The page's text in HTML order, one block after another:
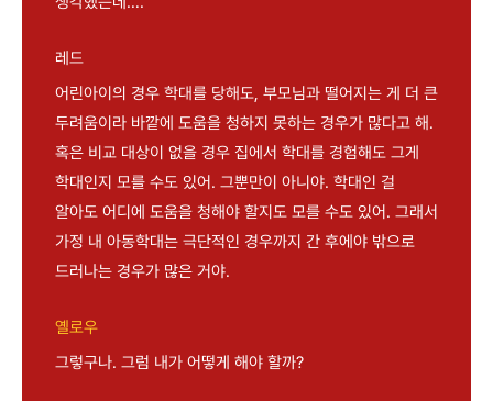
레드
어린아이의 경우 학대를 당해도, 부모님과 떨어지는 게 더 큰
두려움이라 바깥에 도움을 청하지 못하는 경우가 많다고 해.
혹은 비교 대상이 없을 경우 집에서 학대를 경험해도 그게
학대인지 모를 수도 있어. 그뿐만이 아니야. 학대인 걸
알아도 어디에 도움을 청해야 할지도 모를 수도 있어. 그래서
가정 내 아동학대는 극단적인 경우까지 간 후에야 밖으로
드러나는 경우가 많은 거야.
옐로우
그렇구나. 그럼 내가 어떻게 해야 할까?